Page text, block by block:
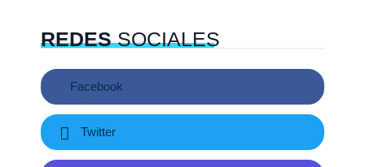
REDESSOCIALES
Facebook
Twitter